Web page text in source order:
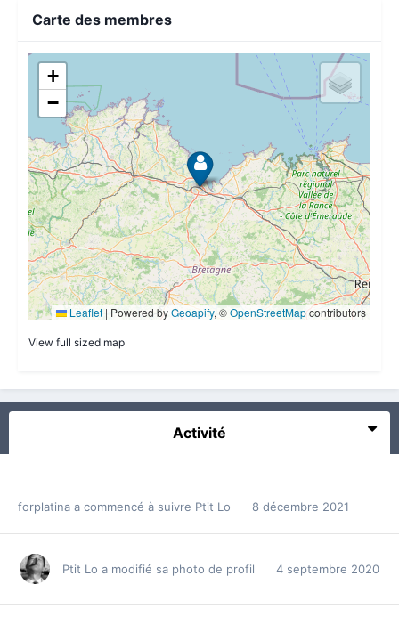
Carte des membres
View full sized map
Activité
forplatina a commencé à suivre Ptit Lo 8 décembre 2021
Ptit Lo a modifié sa photo de profil 4 septembre 2020